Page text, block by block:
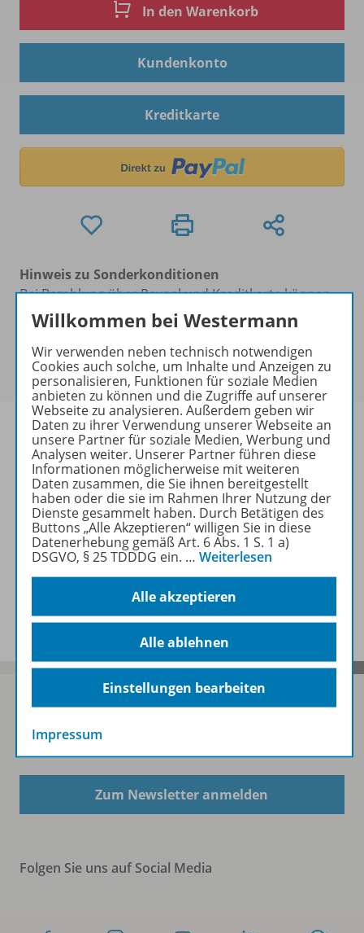
In den Warenkorb
Kundenkonto
Kreditkarte
Hinweis zu Sonderkonditionen
Bei Bezahlung über Paypal und Kreditkarte können
keine Sonderkonditionen gewährt werden.
Sie haben ein passendes Spar-Paket ?
Um den für Sie gültigen Preis zu sehen,melden Sie
sich bitte an.
Informationen
Weitere Inhalte der Ausgabe
Sofort profitieren
Zum Newsletter anmelden
Folgen Sie uns auf Social Media
Willkommen bei Westermann
Wir verwenden neben technisch notwendigen
Cookies auch solche, um Inhalte und Anzeigen zu
personalisieren, Funktionen für soziale Medien
anbieten zu können und die Zugriffe auf unserer
Webseite zu analysieren. Außerdem geben wir
Daten zu ihrer Verwendung unserer Webseite an
unsere Partner für soziale Medien, Werbung und
Analysen weiter. Unserer Partner führen diese
Informationen möglicherweise mit weiteren
Daten zusammen, die Sie ihnen bereitgestellt
haben oder die sie im Rahmen Ihrer Nutzung der
Dienste gesammelt haben. Durch Betätigen des
Buttons „Alle Akzeptieren“ willigen Sie in diese
Datenerhebung gemäß Art. 6 Abs. 1 S. 1 a)
DSGVO, § 25 TDDDG ein. … Weiterlesen
Alle akzeptieren
Alle ablehnen
Einstellungen bearbeiten
Impressum